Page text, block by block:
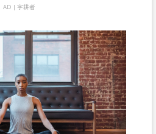
AD | 字耕者